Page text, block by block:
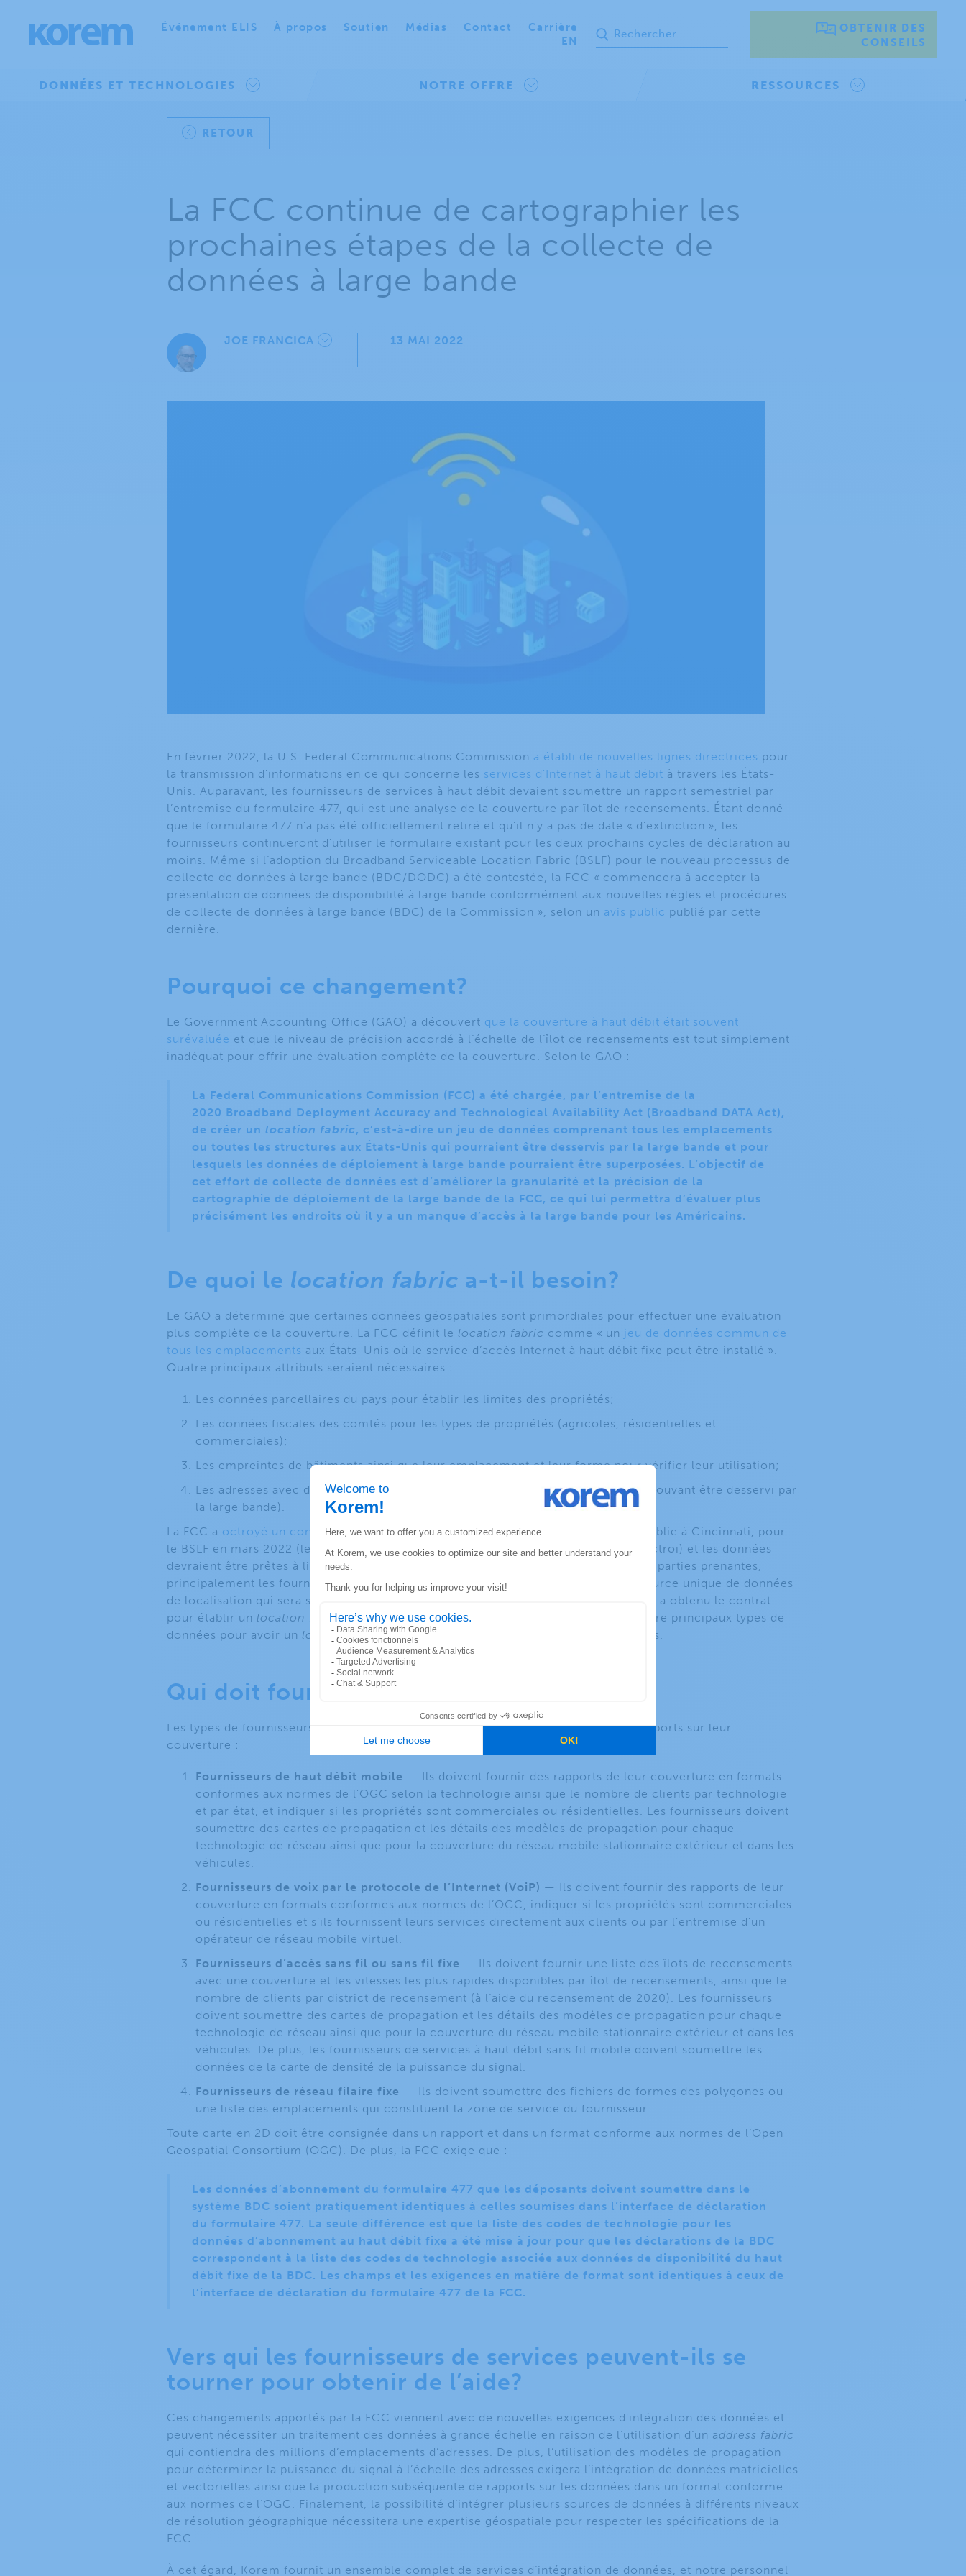
Événement ELIS À propos Soutien Médias Contact
Carrière
EN
OBTENIR DES
CONSEILS
DONNÉES ET TECHNOLOGIES NOTRE OFFRE RESSOURCES
RETOUR
La FCC continue de cartographier les
prochaines étapes de la collecte de
données à large bande
JOE FRANCICA 13 MAI 2022
En février 2022, la U.S. Federal Communications Commission a établi de nouvelles lignes directrices pour
la transmission d’informations en ce qui concerne les services d’Internet à haut débit à travers les États-
Unis. Auparavant, les fournisseurs de services à haut débit devaient soumettre un rapport semestriel par
l’entremise du formulaire 477, qui est une analyse de la couverture par îlot de recensements. Étant donné
que le formulaire 477 n’a pas été officiellement retiré et qu’il n’y a pas de date « d’extinction », les
fournisseurs continueront d’utiliser le formulaire existant pour les deux prochains cycles de déclaration au
moins. Même si l’adoption du Broadband Serviceable Location Fabric (BSLF) pour le nouveau processus de
collecte de données à large bande (BDC/DODC) a été contestée, la FCC « commencera à accepter la
présentation de données de disponibilité à large bande conformément aux nouvelles règles et procédures
de collecte de données à large bande (BDC) de la Commission », selon un avis public publié par cette
dernière.
Pourquoi ce changement?
Le Government Accounting Office (GAO) a découvert que la couverture à haut débit était souvent
surévaluée et que le niveau de précision accordé à l’échelle de l’îlot de recensements est tout simplement
inadéquat pour offrir une évaluation complète de la couverture. Selon le GAO :
La Federal Communications Commission (FCC) a été chargée, par l’entremise de la
2020 Broadband Deployment Accuracy and Technological Availability Act (Broadband DATA Act),
de créer un location fabric, c’est-à-dire un jeu de données comprenant tous les emplacements
ou toutes les structures aux États-Unis qui pourraient être desservis par la large bande et pour
lesquels les données de déploiement à large bande pourraient être superposées. L’objectif de
cet effort de collecte de données est d’améliorer la granularité et la précision de la
cartographie de déploiement de la large bande de la FCC, ce qui lui permettra d’évaluer plus
précisément les endroits où il y a un manque d’accès à la large bande pour les Américains.
De quoi le location fabric a-t-il besoin?
Le GAO a déterminé que certaines données géospatiales sont primordiales pour effectuer une évaluation
plus complète de la couverture. La FCC définit le location fabric comme « un jeu de données commun de
tous les emplacements aux États-Unis où le service d’accès Internet à haut débit fixe peut être installé ».
Quatre principaux attributs seraient nécessaires :
Les données parcellaires du pays pour établir les limites des propriétés;
Les données fiscales des comtés pour les types de propriétés (agricoles, résidentielles et
commerciales);
Les empreintes de bâtiments ainsi que leur emplacement et leur forme pour vérifier leur utilisation;
Les adresses avec des coordonnées géographiques (c.-à-d. un emplacement pouvant être desservi par
la large bande).
La FCC a octroyé un contratpour lelocation fabricàCostQuest, une entreprise établie à Cincinnati, pour
le BSLF en mars 2022 (le GAO a depuisrejetéla contestation subséquente de cet octroi) et les données
devraient être prêtes à livrer plus tard en 2022. Le GAO a toutefois reconnu que les parties prenantes,
principalement les fournisseurs de services Internet, croient qu’il « n’y a pas une source unique de données
de localisation qui sera suffisante pour la FCC et pour la compagnie de données qui a obtenu le contrat
pour établir un location fabric. Par conséquent, il est nécessaire d’intégrer les quatre principaux types de
données pour avoir un location fabriccomplet , comme ceux mentionnés ci-dessus.
Qui doit fournir des rapports à la FCC?
Les types de fournisseurs suivants de services à haut débit doivent produire des rapports sur leur
couverture :
Fournisseurs de haut débit mobile — Ils doivent fournir des rapports de leur couverture en formats
conformes aux normes de l’OGC selon la technologie ainsi que le nombre de clients par technologie
et par état, et indiquer si les propriétés sont commerciales ou résidentielles. Les fournisseurs doivent
soumettre des cartes de propagation et les détails des modèles de propagation pour chaque
technologie de réseau ainsi que pour la couverture du réseau mobile stationnaire extérieur et dans les
véhicules.
Fournisseurs de voix par le protocole de l’Internet (VoiP) — Ils doivent fournir des rapports de leur
couverture en formats conformes aux normes de l’OGC, indiquer si les propriétés sont commerciales
ou résidentielles et s’ils fournissent leurs services directement aux clients ou par l’entremise d’un
opérateur de réseau mobile virtuel.
Fournisseurs d’accès sans fil ou sans fil fixe — Ils doivent fournir une liste des îlots de recensements
avec une couverture et les vitesses les plus rapides disponibles par îlot de recensements, ainsi que le
nombre de clients par district de recensement (à l’aide du recensement de 2020). Les fournisseurs
doivent soumettre des cartes de propagation et les détails des modèles de propagation pour chaque
technologie de réseau ainsi que pour la couverture du réseau mobile stationnaire extérieur et dans les
véhicules. De plus, les fournisseurs de services à haut débit sans fil mobile doivent soumettre les
données de la carte de densité de la puissance du signal.
Fournisseurs de réseau filaire fixe — Ils doivent soumettre des fichiers de formes des polygones ou
une liste des emplacements qui constituent la zone de service du fournisseur.
Toute carte en 2D doit être consignée dans un rapport et dans un format conforme aux normes de l’Open
Geospatial Consortium (OGC). De plus, la FCC exige que :
Les données d’abonnement du formulaire 477 que les déposants doivent soumettre dans le
système BDC soient pratiquement identiques à celles soumises dans l’interface de déclaration
du formulaire 477. La seule différence est que la liste des codes de technologie pour les
données d’abonnement au haut débit fixe a été mise à jour pour que les déclarations de la BDC
correspondent à la liste des codes de technologie associée aux données de disponibilité du haut
débit fixe de la BDC. Les champs et les exigences en matière de format sont identiques à ceux de
l’interface de déclaration du formulaire 477 de la FCC.
Vers qui les fournisseurs de services peuvent-ils se
tourner pour obtenir de l’aide?
Ces changements apportés par la FCC viennent avec de nouvelles exigences d’intégration des données et
peuvent nécessiter un traitement des données à grande échelle en raison de l’utilisation d’un address fabric
qui contiendra des millions d’emplacements d’adresses. De plus, l’utilisation des modèles de propagation
pour déterminer la puissance du signal à l’échelle des adresses exigera l’intégration de données matricielles
et vectorielles ainsi que la production subséquente de rapports sur les données dans un format conforme
aux normes de l’OGC. Finalement, la possibilité d’intégrer plusieurs sources de données à différents niveaux
de résolution géographique nécessitera une expertise géospatiale pour respecter les spécifications de la
FCC.
À cet égard, Korem fournit un ensemble complet de services d’intégration de données, et notre personnel